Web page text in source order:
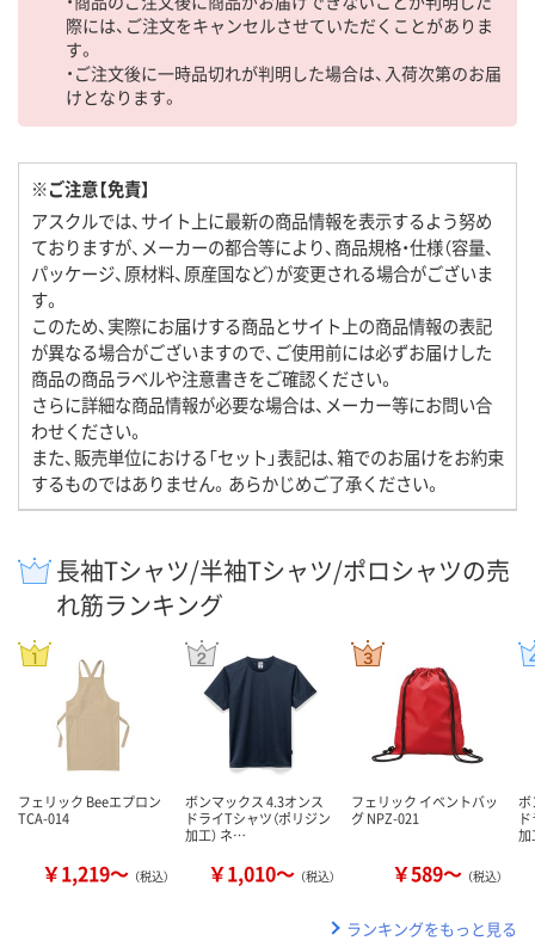
際には、ご注文をキャンセルさせていただくことがありま
す。
・ご注文後に一時品切れが判明した場合は、入荷次第のお届
けとなります。
※ご注意【免責】
アスクルでは、サイト上に最新の商品情報を表示するよう努め
ておりますが、メーカーの都合等により、商品規格・仕様（容量、
パッケージ、原材料、原産国など）が変更される場合がございま
す。
このため、実際にお届けする商品とサイト上の商品情報の表記
が異なる場合がございますので、ご使用前には必ずお届けした
商品の商品ラベルや注意書きをご確認ください。
さらに詳細な商品情報が必要な場合は、メーカー等にお問い合
わせください。
また、販売単位における「セット」表記は、箱でのお届けをお約束
するものではありません。あらかじめご了承ください。
長袖Tシャツ/半袖Tシャツ/ポロシャツの売
れ筋ランキング
フェリック Beeエプロン
TCA-014
￥1,219～ （税込）
ボンマックス 4.3オンス
ドライTシャツ（ポリジン
加工） ネ…
￥1,010～ （税込）
フェリック イベントバッ
グ NPZ-021
￥589～ （税込）
ボ
加
ランキングをもっと見る